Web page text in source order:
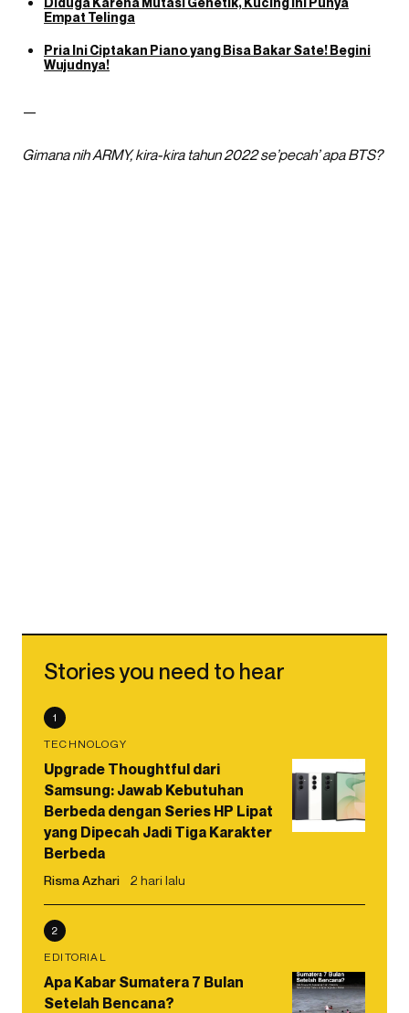
Empat Telinga
Pria Ini Ciptakan Piano yang Bisa Bakar Sate! Begini
Wujudnya!
—
Gimana nih ARMY, kira-kira tahun 2022 se’pecah’ apa BTS?
Stories you need to hear
1
TECHNOLOGY
Upgrade Thoughtful dari
Samsung: Jawab Kebutuhan
Berbeda dengan Series HP Lipat
yang Dipecah Jadi Tiga Karakter
Berbeda
Risma Azhari 2 hari lalu
2
EDITORIAL
Apa Kabar Sumatera 7 Bulan
Setelah Bencana?